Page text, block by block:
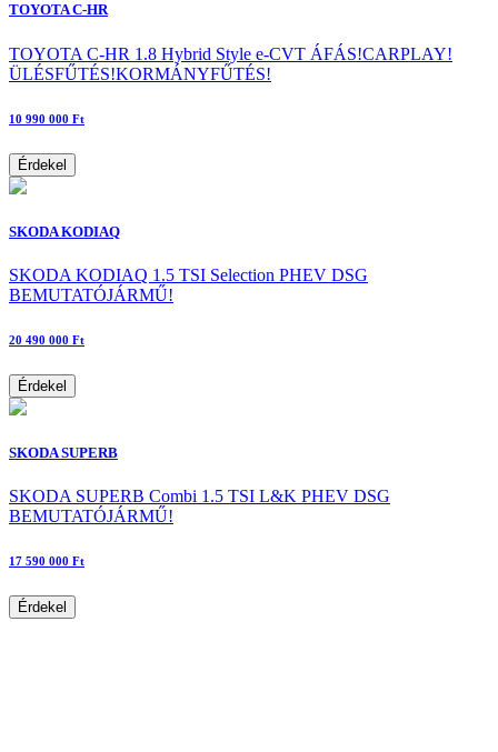
TOYOTA C-HR
TOYOTA C-HR 1.8 Hybrid Style e-CVT ÁFÁS!CARPLAY!
ÜLÉSFŰTÉS!KORMÁNYFŰTÉS!
10 990 000 Ft
Érdekel
SKODA KODIAQ
SKODA KODIAQ 1.5 TSI Selection PHEV DSG
BEMUTATÓJÁRMŰ!
20 490 000 Ft
Érdekel
SKODA SUPERB
SKODA SUPERB Combi 1.5 TSI L&K PHEV DSG
BEMUTATÓJÁRMŰ!
17 590 000 Ft
Érdekel